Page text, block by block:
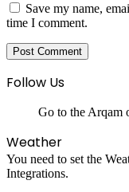
Save my name,
time I comment.
Follow Us
Go to the Arqam
Weather
You need to set the
Integrations.